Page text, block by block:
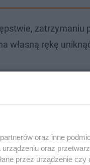
zatrzymaniu
własną rękę
oraz inne
oraz
przez urządzenie